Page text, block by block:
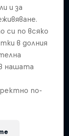
и за
по всяко
в долния
нашата
по-